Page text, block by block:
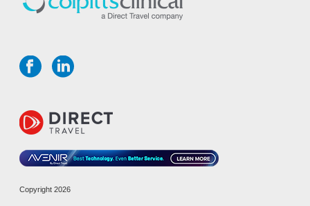
Copyright 2026